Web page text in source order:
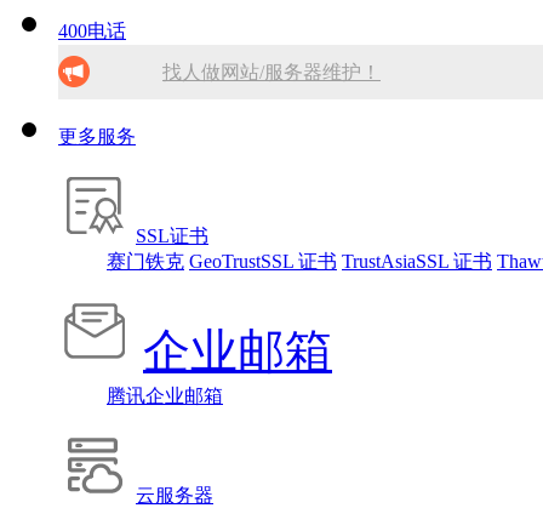
10分钟做网站 只需1380元！
免备案虚拟主机，只需199元!
400电话
找人做网站/服务器维护！
免备案虚拟主机，只需199元!
更多服务
SSL证书
赛门铁克 GeoTrustSSL 证书 TrustAsiaSSL 证书
企业邮箱
腾讯企业邮箱
云服务器